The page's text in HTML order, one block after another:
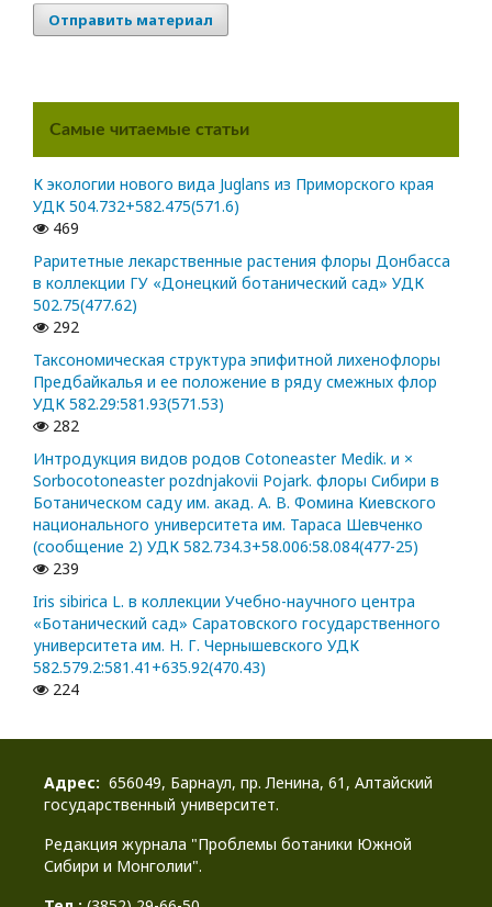
Отправить материал
Самые читаемые статьи
К экологии нового вида Juglans из Приморского края
УДК 504.732+582.475(571.6)
469
Раритетные лекарственные растения флоры Донбасса
в коллекции ГУ «Донецкий ботанический сад» УДК
502.75(477.62)
292
Таксономическая структура эпифитной лихенофлоры
Предбайкалья и ее положение в ряду смежных флор
УДК 582.29:581.93(571.53)
282
Интродукция видов родов Cotoneaster Medik. и ×
Sorbocotoneaster pozdnjakovii Pojark. флоры Сибири в
Ботаническом саду им. акад. А. В. Фомина Киевского
национального университета им. Тараса Шевченко
(сообщение 2) УДК 582.734.3+58.006:58.084(477-25)
239
Iris sibirica L. в коллекции Учебно-научного центра
«Ботанический сад» Саратовского государственного
университета им. Н. Г. Чернышевского УДК
582.579.2:581.41+635.92(470.43)
224
Адрес: 656049, Барнаул, пр. Ленина, 61, Алтайский
государственный университет.
Редакция журнала "Проблемы ботаники Южной
Сибири и Монголии".